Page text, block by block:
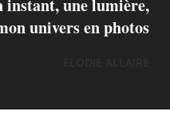
instant, une lumière,
univers en photos